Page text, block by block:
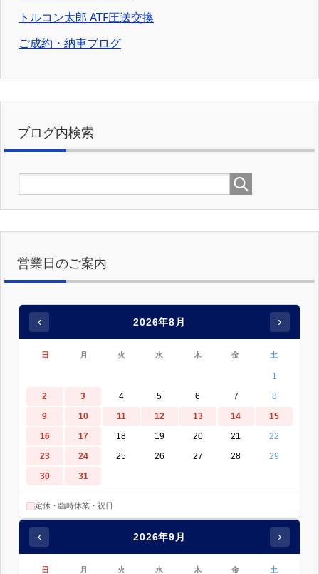
トルコン太郎 ATF圧送交換
ご成約・納車ブログ
ブログ内検索
営業日のご案内